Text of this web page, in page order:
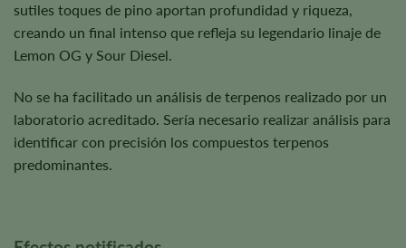
sutiles toques de pino aportan profundidad y riqueza,
creando un final intenso que refleja su legendario linaje de
Lemon OG y Sour Diesel.
No se ha facilitado un análisis de terpenos realizado por un
laboratorio acreditado. Sería necesario realizar análisis para
identificar con precisión los compuestos terpenos
predominantes.